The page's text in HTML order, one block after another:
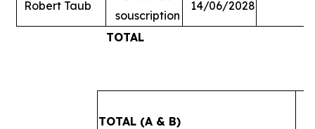
Robert Taub
souscription
14/06/2028
TOTAL
TOTAL (A & B)